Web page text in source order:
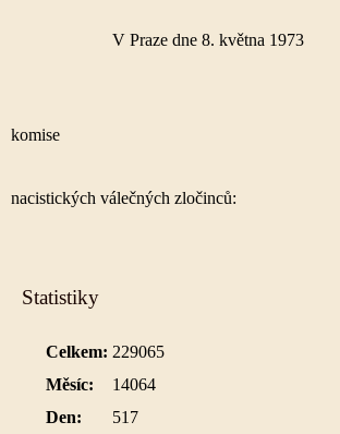
V Praze dne 8. května 1973
Sekretář Čs.
komise
pro
nacistických válečných zločinců:
Statistiky
Celkem: 229065
Měsíc:
14064
Den:
517